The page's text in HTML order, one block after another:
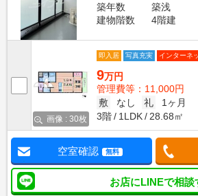
築年数
築浅
建物階数
4階建
画像 : 30枚
即入居 写真充実 インターネ
9万円
管理費等：11,000円
敷
なし 礼
1ヶ月
3階
1LDK 28.68㎡
空室確認 無料
お店にLINEで相談